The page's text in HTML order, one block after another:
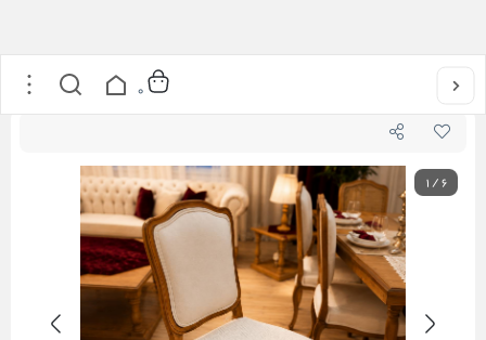
خانه کاور نشیمن حصیری 0
1/6